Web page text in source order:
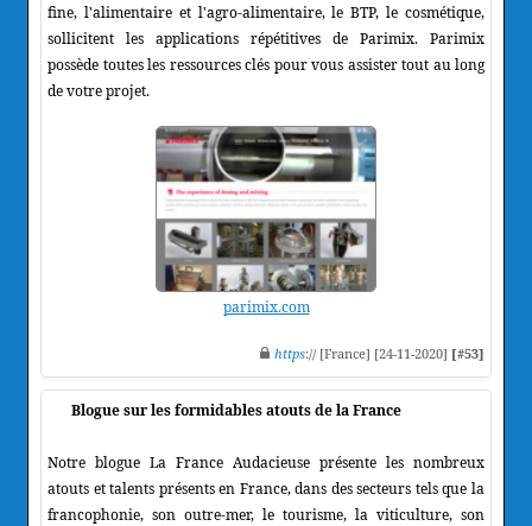
fine, l'alimentaire et l'agro-alimentaire, le BTP, le cosmétique,
sollicitent les applications répétitives de Parimix. Parimix
possède toutes les ressources clés pour vous assister tout au long
de votre projet.
parimix.com
https:// [France] [24-11-2020] [#53]
Blogue sur les formidables atouts de la France
Notre blogue La France Audacieuse présente les nombreux
atouts et talents présents en France, dans des secteurs tels que la
francophonie, son outre-mer, le tourisme, la viticulture, son